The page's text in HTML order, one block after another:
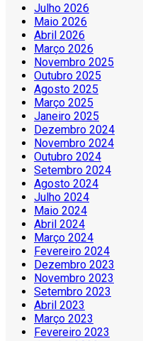
Julho 2026
Maio 2026
Abril 2026
Março 2026
Novembro 2025
Outubro 2025
Agosto 2025
Março 2025
Janeiro 2025
Dezembro 2024
Novembro 2024
Outubro 2024
Setembro 2024
Agosto 2024
Julho 2024
Maio 2024
Abril 2024
Março 2024
Fevereiro 2024
Dezembro 2023
Novembro 2023
Setembro 2023
Abril 2023
Março 2023
Fevereiro 2023